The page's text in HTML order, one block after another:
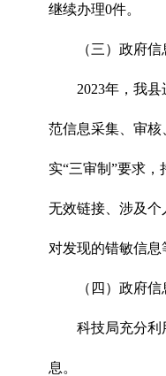
继续办理0件。
（三）政府
2023年，我
范信息采集、审
实“三审制”要求，
无效链接、涉及个
对发现的错敏信息
（四）政府
科技局充分利
息。